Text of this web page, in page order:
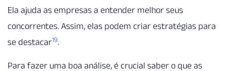
Ela ajuda as empresas a entender melhor seus
concorrentes. Assim, elas podem criar estratégias para
se destacar19.
Para fazer uma boa análise, é crucial saber o que as